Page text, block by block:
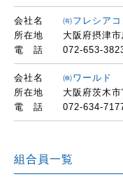
会社名
㈲フレシア
所在地
大阪府摂津
電 話
072-653-
会社名
㈱ワールド
所在地
大阪府茨木
電 話
072-634-
組合員一覧